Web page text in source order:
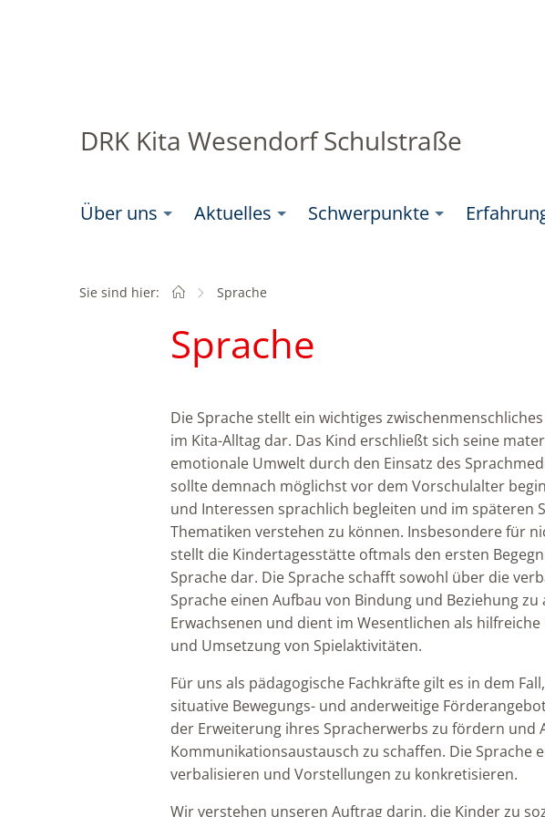
DRK Kita Wesendorf Schulstraße
Über uns Aktuelles Schwerpunkte
Sie sind hier: Schwerpunkte
Aktuell:
Sprache
Sprache
Die Sprache stellt ein wichtiges
im Kita-Alltag dar. Das Kind erschließt sich seine
emotionale Umwelt durch den Einsatz des
sollte demnach möglichst vor dem Vorschulalter
und Interessen sprachlich begleiten und im späteren
Thematiken verstehen zu können. Insbesondere für
stellt die Kindertagesstätte oftmals den ersten
Sprache dar. Die Sprache schafft sowohl über die
Sprache einen Aufbau von Bindung und Beziehung
Erwachsenen und dient im Wesentlichen als
und Umsetzung von Spielaktivitäten.
Für uns als pädagogische Fachkräfte gilt es in dem
situative Bewegungs- und anderweitige
der Erweiterung ihres Spracherwerbs zu fördern und
Kommunikationsaustausch zu schaffen. Die Sprache
verbalisieren und Vorstellungen zu konkretisieren.
Wir verstehen unseren Auftrag darin, die Kinder zu